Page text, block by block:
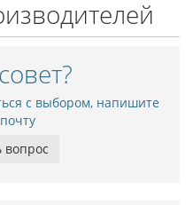
с выбором, напишите
вопрос